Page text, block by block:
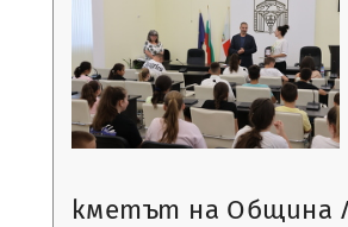
кметът на Община